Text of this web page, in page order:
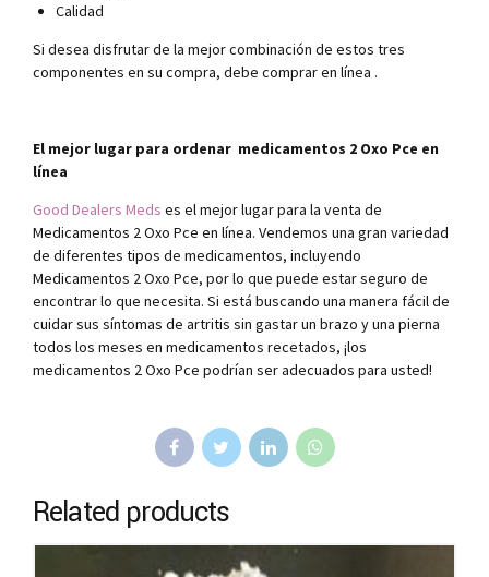
Calidad
Si desea disfrutar de la mejor combinación de estos tres
componentes en su compra, debe comprar en línea .
El mejor lugar para ordenar medicamentos 2 Oxo Pce en
línea
Good Dealers Meds es el mejor lugar para la venta de
Medicamentos 2 Oxo Pce en línea. Vendemos una gran variedad
de diferentes tipos de medicamentos, incluyendo
Medicamentos 2 Oxo Pce, por lo que puede estar seguro de
encontrar lo que necesita. Si está buscando una manera fácil de
cuidar sus síntomas de artritis sin gastar un brazo y una pierna
todos los meses en medicamentos recetados, ¡los
medicamentos 2 Oxo Pce podrían ser adecuados para usted!
Related products